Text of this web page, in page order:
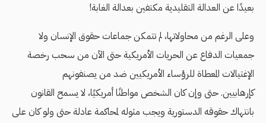
بعيدًا عن العدالة التقليدية مكتفين بعدالة الغابة!
وعلى الرغم من محاولاتها، لم تتمكن جماعات حقوق الإنسان ولا
جمعيات الدفاع عن الحريات الأمريكية حتى الآن من سحب رخصة
الإغتيالات المعطاة للرؤساء الأمريكيين ضد من يصنفونهم
كإرهابيين. حتى وإن كان الشخص مواطنًا أمريكيًا، لا يسمح القانون
بانتهاك حقوقه الدستورية ويجب مثوله لمحاكمة عادلة حتى ولو كان على